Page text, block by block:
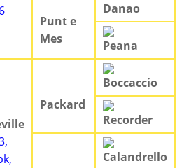
Punt e
Mes
Danao
Peana
Packard
Boccaccio
Recorder
Calandrello